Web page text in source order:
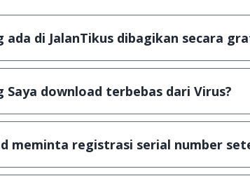
di JalanTikus dibagikan secara
games yang gratis (Freeware) dan legal,
download terbebas dari Virus?
3 jenis Antivirus (Kaspersky, AVG &
meminta registrasi serial number
beberapa aplikasi & games yang